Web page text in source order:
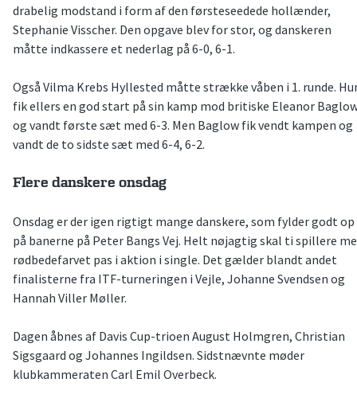
drabelig modstand i form af den førsteseedede hollænder,
Stephanie Visscher. Den opgave blev for stor, og danskeren
måtte indkassere et nederlag på 6-0, 6-1.
Også Vilma Krebs Hyllested måtte strække våben i 1. runde.
fik ellers en god start på sin kamp mod britiske Eleanor
og vandt første sæt med 6-3. Men Baglow fik vendt kampen og
vandt de to sidste sæt med 6-4, 6-2.
Flere danskere onsdag
Onsdag er der igen rigtigt mange danskere, som fylder godt op
på banerne på Peter Bangs Vej. Helt nøjagtig skal ti spillere
rødbedefarvet pas i aktion i single. Det gælder blandt andet
finalisterne fra ITF-turneringen i Vejle, Johanne Svendsen og
Hannah Viller Møller.
Dagen åbnes af Davis Cup-trioen August Holmgren, Christian
Sigsgaard og Johannes Ingildsen. Sidstnævnte møder
klubkammeraten Carl Emil Overbeck.